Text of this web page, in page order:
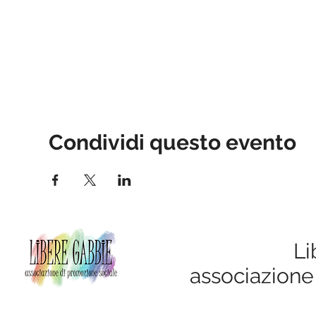
Condividi questo evento